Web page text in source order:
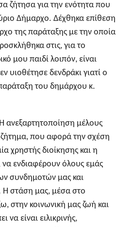
ζήτησα για την ενότητα που
Δήμαρχο. Δέχθηκα επίθεση
της παράταξης με την οποία
στις, για το
μου παιδί λοιπόν, είναι
υιοθέτησε δενδράκι γιατί ο
του δημάρχου κ.
ανεξαρτητοποίηση μέλους
ζήτημα, που αφορά την σχέση
χρηστής διοίκησης και η
να ενδιαφέρουν όλους εμάς
συνδημοτών μας και
Η στάση μας, μέσα στο
στην κοινωνική μας ζωή και
να είναι ειλικρινής,